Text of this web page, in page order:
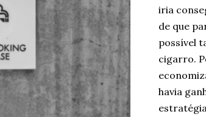
iria
de que
possível
cigarro.
havia